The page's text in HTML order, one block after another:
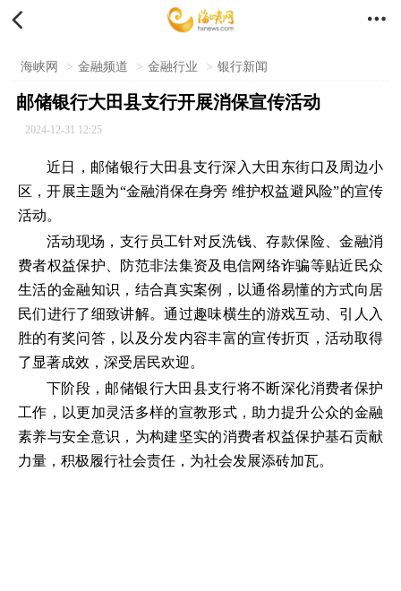
 
海峡网 > 金融频道 > 金融行业 > 银行新闻
邮储银行大田县支行开展消保宣传活动
2024-12-31 12:25
近日，邮储银行大田县支行深入大田东街口及周边小
区，开展主题为“金融消保在身旁 维护权益避风险”的宣传
活动。
活动现场，支行员工针对反洗钱、存款保险、金融消
费者权益保护、防范非法集资及电信网络诈骗等贴近民众
生活的金融知识，结合真实案例，以通俗易懂的方式向居
民们进行了细致讲解。通过趣味横生的游戏互动、引人入
胜的有奖问答，以及分发内容丰富的宣传折页，活动取得
了显著成效，深受居民欢迎。
下阶段，邮储银行大田县支行将不断深化消费者保护
工作，以更加灵活多样的宣教形式，助力提升公众的金融
素养与安全意识，为构建坚实的消费者权益保护基石贡献
力量，积极履行社会责任，为社会发展添砖加瓦。